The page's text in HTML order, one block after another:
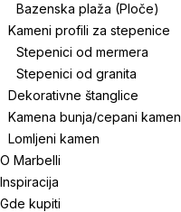
Bazenska plaža (Ploče)
Kameni profili za stepenice
Stepenici od mermera
Stepenici od granita
Dekorativne štanglice
Kamena bunja/cepani kamen
Lomljeni kamen
O Marbelli
Inspiracija
Gde kupiti